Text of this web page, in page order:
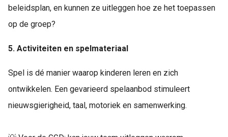
beleidsplan, en kunnen ze uitleggen hoe ze het toepassen
op de groep?
5. Activiteiten en spelmateriaal
Spel is dé manier waarop kinderen leren en zich
ontwikkelen. Een gevarieerd spelaanbod stimuleert
nieuwsgierigheid, taal, motoriek en samenwerking.